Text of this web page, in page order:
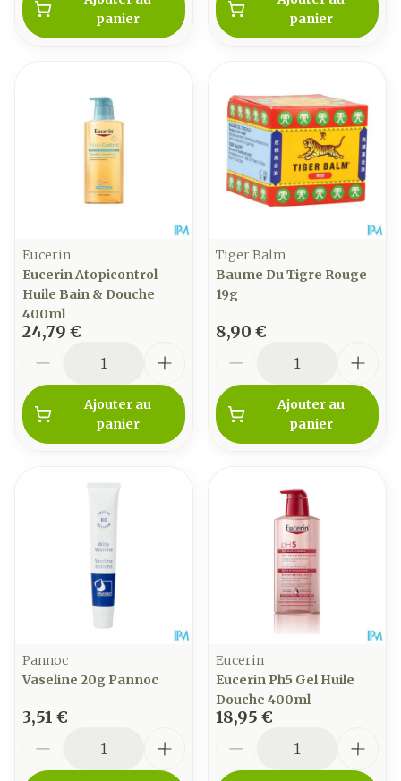
panier
panier
Eucerin
Eucerin Atopicontrol
Huile Bain & Douche
400ml
24,79 €
Ajouter au
panier
Tiger Balm
Baume Du Tigre Rouge
19g
8,90 €
Ajouter au
panier
Pannoc
Vaseline 20g Pannoc
3,51 €
Eucerin
Eucerin Ph5 Gel Huile
Douche 400ml
18,95 €